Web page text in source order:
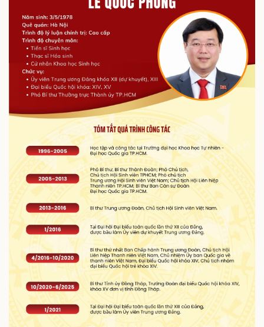
Chứng khoán
Giá cà phê
Pháp luật
Vụ án
Tin nóng
Quân sự - Quốc phòng
Vũ khí
Việt Nam
Phân tích
Thể thao
Bóng đá
Lịch thi đấu bóng đá
Thế giới thể thao
eSports
Hậu trường
Ô tô - Xe máy
Ô tô
Xe máy
Tư vấn
Doanh nghiệp
Thông tin doanh nghiệp
Doanh nghiệp 24h
Doanh nhân
Công nghệ
Sành điệu
Tin Công nghệ
Trải nghiệm